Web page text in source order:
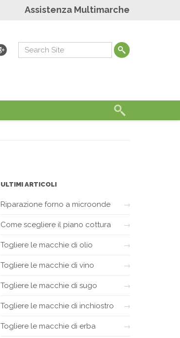
Assistenza Multimarche
ULTIMI ARTICOLI
Riparazione forno a microonde
Come scegliere il piano cottura
Togliere le macchie di olio
Togliere le macchie di vino
Togliere le macchie di sugo
Togliere le macchie di inchiostro
Togliere le macchie di erba